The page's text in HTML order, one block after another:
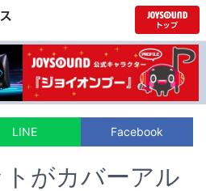
LINE Facebook
がカバーアル